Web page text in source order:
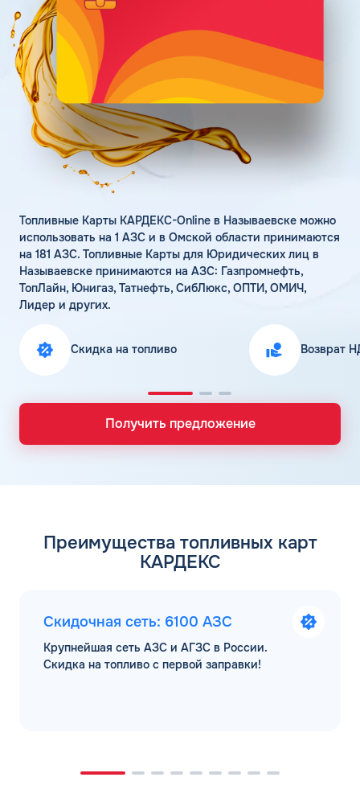
Статьи
Цена бензина и ДТ
Личный кабинет
Карта АЗС
Получить консультацию
Топливные Карты КАРДЕКС-Online в Называевске можно
использовать на 1 АЗС и в Омской области принимаются
на 181 АЗС. Топливные Карты для Юридических лиц в
Называевске принимаются на АЗС: Газпромнефть,
ТопЛайн, Юнигаз, Татнефть, СибЛюкс, ОПТИ, ОМИЧ,
Лидер и других.
Скидка на топливо Возврат
Получить предложение
Преимущества топливных карт
КАРДЕКС
Скидочная сеть: 6100 АЗС
Крупнейшая сеть АЗС и АГЗС в России.
Скидка на топливо с первой заправки!